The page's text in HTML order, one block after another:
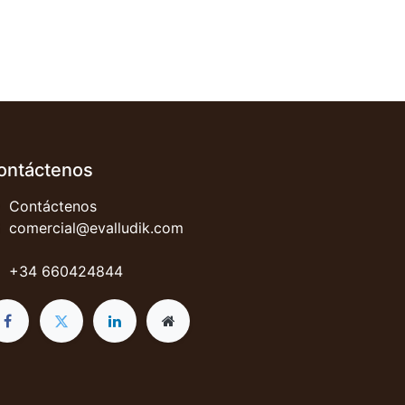
Contáctenos
comercial@evalludik.com
+34 660424844